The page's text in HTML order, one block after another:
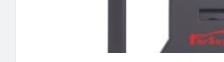
Encuentra tu noticia